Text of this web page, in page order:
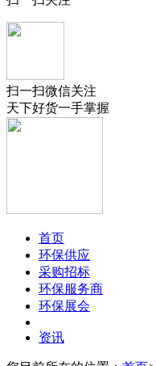
扫一扫微信关注
天下好货一手掌握
首页
环保供应
采购招标
环保服务商
环保展会
资讯